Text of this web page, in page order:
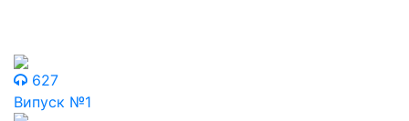
627
Випуск №1